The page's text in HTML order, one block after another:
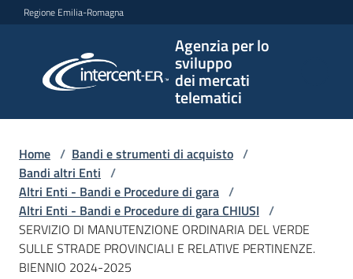
Vai al contenuto
Vai alla navigazione
Vai al footer
Regione Emilia-Romagna
Agenzia per lo
sviluppo
dei mercati
telematici
per lo
sviluppo
telematici
L'Agenzia
Home / Bandi e strumenti di acquisto /
Bandi altri Enti /
Altri Enti - Bandi e Procedure di gara /
Altri Enti - Bandi e Procedure di gara CHIUSI /
SERVIZIO DI MANUTENZIONE ORDINARIA DEL VERDE
SULLE STRADE PROVINCIALI E RELATIVE PERTINENZE.
BIENNIO 2024-2025